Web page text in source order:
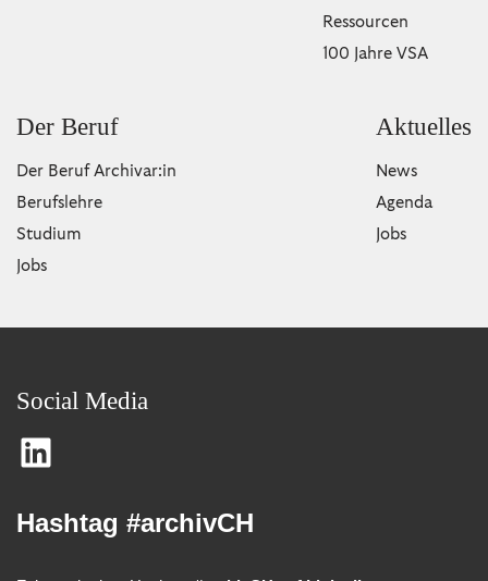
Ressourcen
100 Jahre VSA
Der Beruf
Der Beruf Archivar:in
Berufslehre
Studium
Jobs
Aktuelles
News
Agenda
Jobs
Social Media
Hashtag #archivCH